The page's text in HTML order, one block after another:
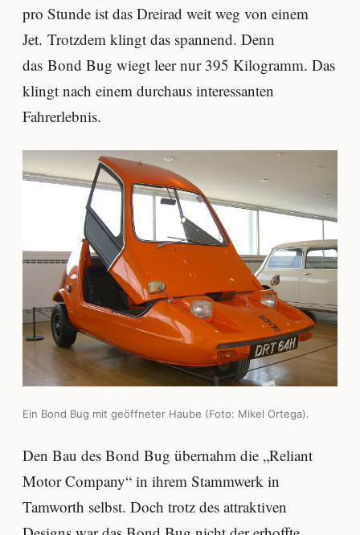
pro Stunde ist das Dreirad weit weg von einem
Jet. Trotzdem klingt das spannend. Denn
das Bond Bug wiegt leer nur 395 Kilogramm. Das
klingt nach einem durchaus interessanten
Fahrerlebnis.
Ein Bond Bug mit geöffneter Haube (Foto: Mikel Ortega).
Den Bau des Bond Bug übernahm die „Reliant
Motor Company“ in ihrem Stammwerk in
Tamworth selbst. Doch trotz des attraktiven